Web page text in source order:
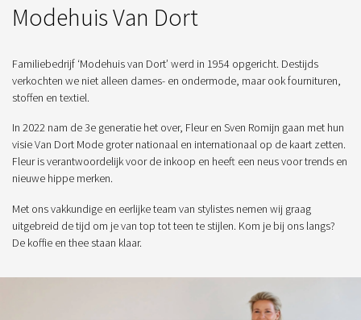
Modehuis Van Dort
Familiebedrijf ‘Modehuis van Dort’ werd in 1954 opgericht. Destijds
verkochten we niet alleen dames- en ondermode, maar ook fournituren,
stoffen en textiel.
In 2022 nam de 3e generatie het over, Fleur en Sven Romijn gaan met hun
visie Van Dort Mode groter nationaal en internationaal op de kaart zetten.
Fleur is verantwoordelijk voor de inkoop en heeft een neus voor trends en
nieuwe hippe merken.
Met ons vakkundige en eerlijke team van stylistes nemen wij graag
uitgebreid de tijd om je van top tot teen te stijlen. Kom je bij ons langs?
De koffie en thee staan klaar.